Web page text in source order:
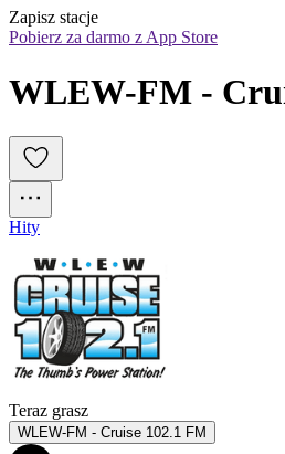
Zapisz stacje
Pobierz za darmo z App Store
WLEW-FM -
Hity
Teraz grasz
WLEW-FM - Cruise 102.1 FM